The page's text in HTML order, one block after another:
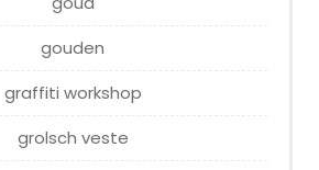
gouden
graffiti workshop
grolsch veste